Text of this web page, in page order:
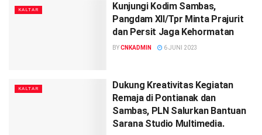
KALTAR
Kunjungi Kodim Sambas,
Pangdam XII/Tpr Minta Prajurit
dan Persit Jaga Kehormatan
BYCNKADMIN 6 JUNI 2023
KALTAR
Dukung Kreativitas Kegiatan
Remaja di Pontianak dan
Sambas, PLN Salurkan Bantuan
Sarana Studio Multimedia.